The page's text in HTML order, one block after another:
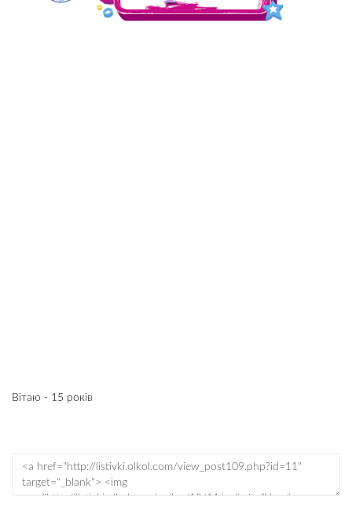
Вітаю - 15 років